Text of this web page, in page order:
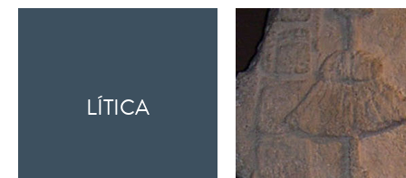
LÍTICA